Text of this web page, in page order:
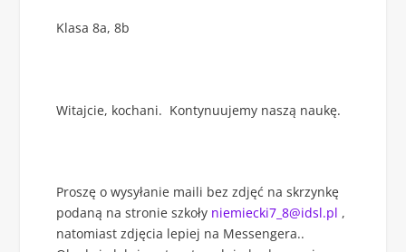
Klasa 8a, 8b
Witajcie, kochani. Kontynuujemy naszą naukę.
Proszę o wysyłanie maili bez zdjęć na skrzynkę
podaną na stronie szkoły niemiecki7_8@idsl.pl ,
natomiast zdjęcia lepiej na Messengera..